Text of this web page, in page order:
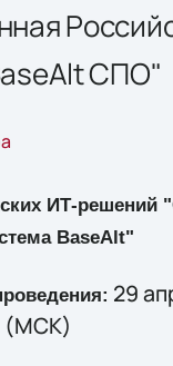
СПО"
ИТ-решений
BaseAlt"
29
(МСК)